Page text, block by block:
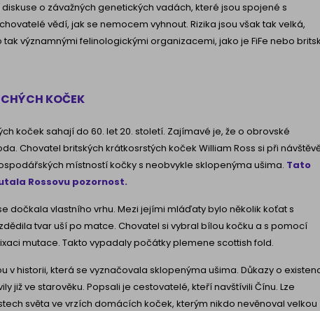
o závažných genetických vadách, které jsou spojené s
vědí, jak se nemocem vyhnout. Rizika jsou však tak velká,
významnými felinologickými organizacemi, jako je FiFe nebo
KOČEK
koček sahají do 60. let 20. století. Zajímavé je, že o obrovské
Chovatel britských krátkosrstých koček William Ross si při
místností kočky s neobvykle sklopenýma ušima. Tato
Rossovu pozornost.
dočkala vlastního vrhu. Mezi jejími mláďaty bylo několik koťat s
tvar uší po matce. Chovatel si vybral bílou kočku a s pomocí
mutace. Takto vypadaly počátky plemene scottish fold.
v historii, která se vyznačovala sklopenýma ušima. Důkazy o
již ve starověku. Popsali je cestovatelé, kteří navštívili Čínu. Lze
světa ve vrzích domácích koček, kterým nikdo nevěnoval velkou